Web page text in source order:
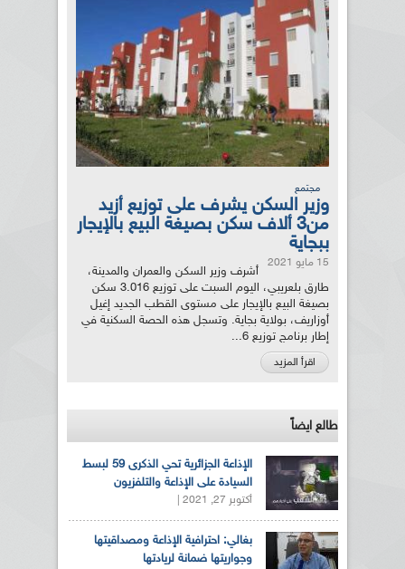
مجتمع
وزير السكن يشرف على توزيع أزيد
من3 ألاف سكن بصيغة البيع بالإيجار
ببجاية
15 مايو 2021
أشرف وزير السكن والعمران والمدينة،
طارق بلعريبي، اليوم السبت على توزيع 3.016 سكن
بصيغة البيع بالإيجار على مستوى القطب الجديد إغيل
أوزاريف، بولاية بجاية. وتسجل هذه الحصة السكنية في
إطار برنامج توزيع 6...
اقرأ المزيد
طالع ايضاً
الإذاعة الجزائرية تحي الذكرى 59 لبسط
السيادة على الإذاعة والتلفزيون
أكتوبر 27, 2021 |
بغالي: احترافية الإذاعة ومصداقيتها
وجواريتها ضمانة لريادتها